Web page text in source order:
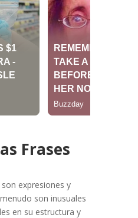
Frases
expresiones y
son inusuales
en su estructura y